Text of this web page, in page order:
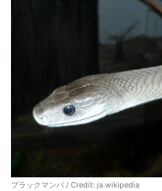
ブラックマンバ / Credit: ja.wikipedia